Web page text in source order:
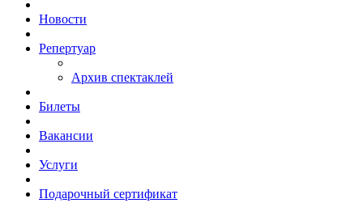
Новости
Репертуар
Архив спектаклей
Билеты
Вакансии
Услуги
Подарочный сертификат